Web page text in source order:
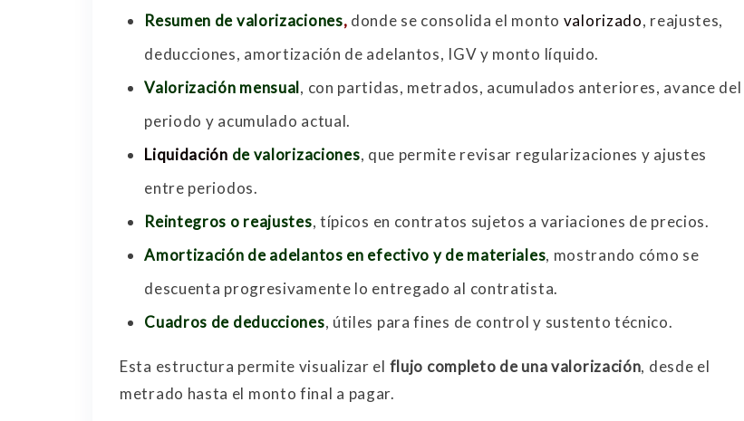
Resumen de valorizaciones, donde se consolida el monto valorizado, reajustes,
deducciones, amortización de adelantos, IGV y monto líquido.
Valorización mensual, con partidas, metrados, acumulados anteriores, avance del
periodo y acumulado actual.
Liquidación de valorizaciones, que permite revisar regularizaciones y ajustes
entre periodos.
Reintegros o reajustes, típicos en contratos sujetos a variaciones de precios.
Amortización de adelantos en efectivo y de materiales, mostrando cómo se
descuenta progresivamente lo entregado al contratista.
Cuadros de deducciones, útiles para fines de control y sustento técnico.
Esta estructura permite visualizar el flujo completo de una valorización, desde el
metrado hasta el monto final a pagar.